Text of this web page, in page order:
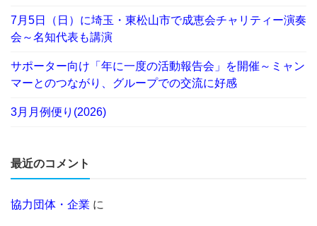
7月5日（日）に埼玉・東松山市で成恵会チャリティー演奏
会～名知代表も講演
サポーター向け「年に一度の活動報告会」を開催～ミャン
マーとのつながり、グループでの交流に好感
3月月例便り(2026)
最近のコメント
協力団体・企業 に